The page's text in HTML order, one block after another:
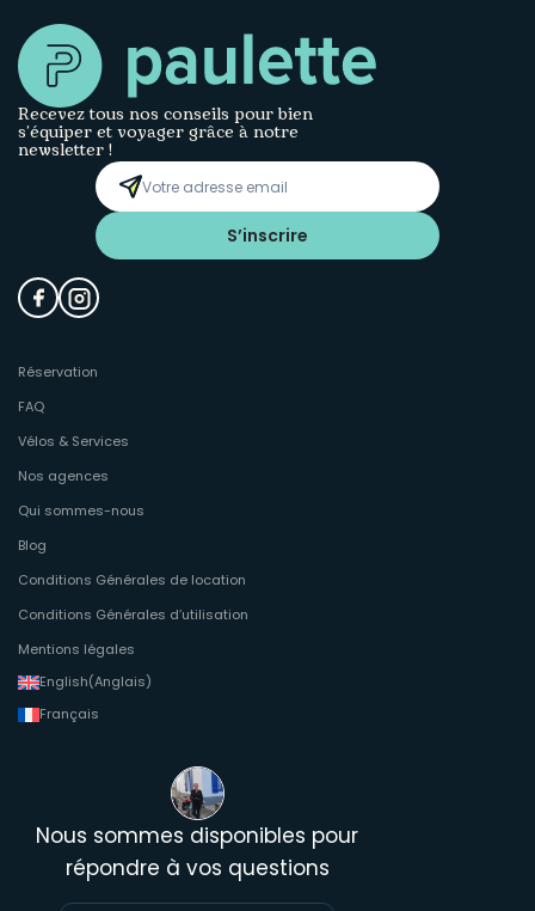
Recevez tous nos conseils pour bien
s’équiper et voyager grâce à notre
newsletter !
S’inscrire
Réservation
FAQ
Vélos & Services
Nos agences
Qui sommes-nous
Blog
Conditions Générales de location
Conditions Générales d’utilisation
Mentions légales
English(Anglais)
Français
Nous sommes disponibles pour
répondre à vos questions